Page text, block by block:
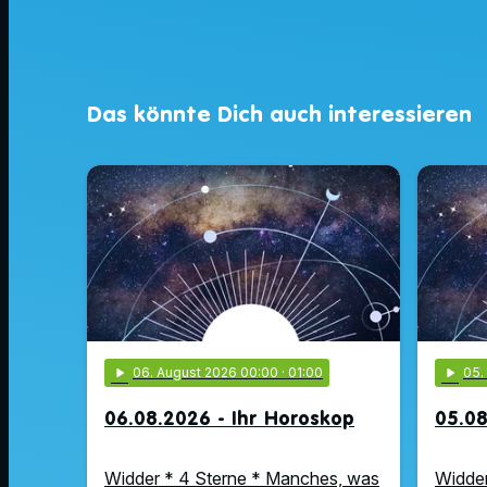
Das könnte Dich auch interessieren
play_arrow 06. August 2026 00:00 · 01:00
06.08.2026 - Ihr Horoskop
Widder * 4 Sterne * Manches, was
play_arrow 05